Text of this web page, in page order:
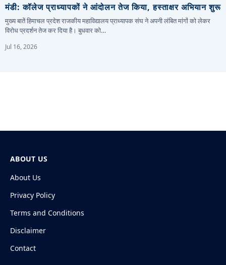
मंडी: कॉलेज प्राध्यापकों ने आंदोलन तेज किया, हस्ताक्षर अभियान शुरू
मुख्य बातें हिमाचल प्रदेश राजकीय महाविद्यालय प्राध्यापक संघ ने अपनी लंबित मांगों को लेकर
विरोध प्रदर्शन तेज कर दिया है। बुधवार को…
Jul 16, 2026
ABOUT US
About Us
Privacy Policy
Terms and Conditions
Disclaimer
Contact